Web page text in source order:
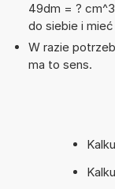
49dm = ?
do siebie i
W razie
ma to sens.